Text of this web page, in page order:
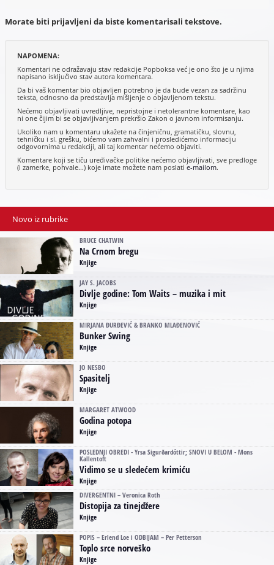
Morate biti prijavljeni da biste komentarisali tekstove.
NAPOMENA:
Komentari ne odražavaju stav redakcije Popboksa već je ono što je u njima
napisano isključivo stav autora komentara.
Da bi vaš komentar bio objavljen potrebno je da bude vezan za sadržinu
teksta, odnosno da predstavlja mišljenje o objavljenom tekstu.
Nećemo objavljivati uvredljive, nepristojne i netolerantne komentare, kao
ni one čijim bi se objavljivanjem prekršio Zakon o javnom informisanju.
Ukoliko nam u komentaru ukažete na činjeničnu, gramatičku, slovnu,
tehničku i sl. grešku, bićemo vam zahvalni i prosledićemo informaciju
odgovornima u redakciji, ali taj komentar nećemo objaviti.
Komentare koji se tiču uređivačke politike nećemo objavljivati, sve predloge
(i zamerke, pohvale...) koje imate možete nam poslatie-mailom.
Novo iz rubrike
BRUCE CHATWIN
Na Crnom bregu
Knjige
JAY S. JACOBS
Divlje godine: Tom Waits – muzika i mit
Knjige
MIRJANA ĐURĐEVIĆ & BRANKO MLAĐENOVIĆ
Bunker Swing
Knjige
JO NESBO
Spasitelj
Knjige
MARGARET ATWOOD
Godina potopa
Knjige
POSLEDNJI OBREDI - Yrsa Sigurðardóttir; SNOVI U BELOM - Mons
Kallentoft
Vidimo se u sledećem krimiću
Knjige
DIVERGENTNI – Veronica Roth
Distopija za tinejdžere
Knjige
POPIS – Erlend Loe i ODBIJAM – Per Petterson
Toplo srce norveško
Knjige